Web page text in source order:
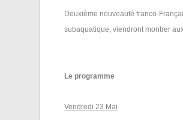
Deuxième nouveauté franco-
subaquatique, viendront montrer
Le programme
Vendredi 23 Mai